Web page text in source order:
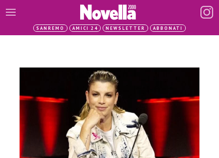
SANREMO AMICI 24 NEWSLETTER ABBONATI